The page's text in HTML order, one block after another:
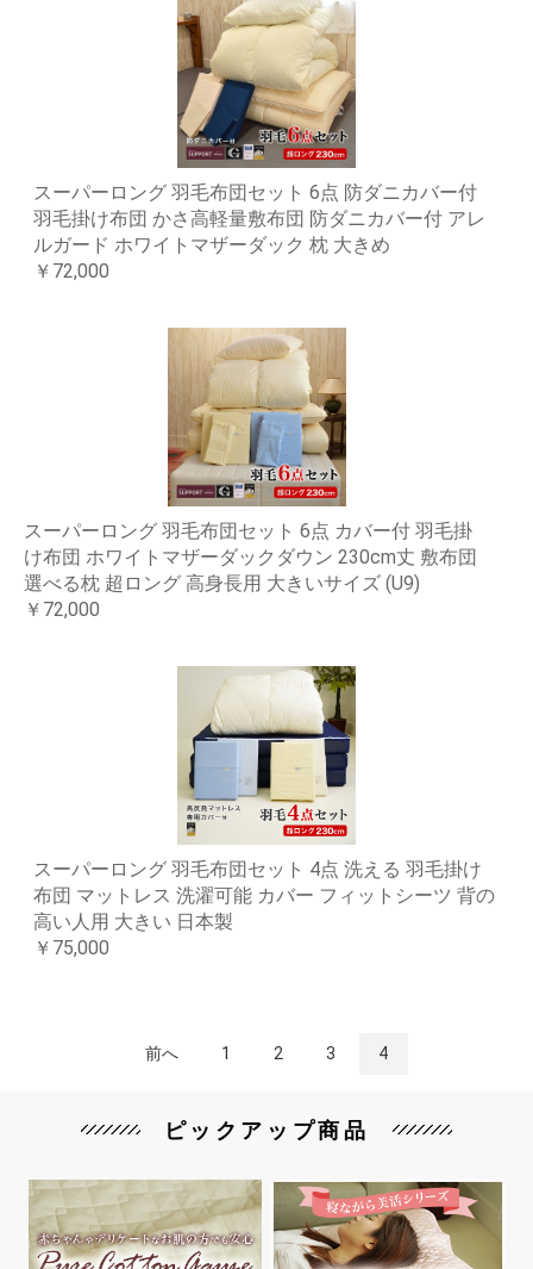
スーパーロング 羽毛布団セット 6点 防ダニカバー付
羽毛掛け布団 かさ高軽量敷布団 防ダニカバー付 アレ
ルガード ホワイトマザーダック 枕 大きめ
￥72,000
スーパーロング 羽毛布団セット 6点 カバー付 羽毛掛
け布団 ホワイトマザーダックダウン 230cm丈 敷布団
選べる枕 超ロング 高身長用 大きいサイズ (U9)
￥72,000
スーパーロング 羽毛布団セット 4点 洗える 羽毛掛け
布団 マットレス 洗濯可能 カバー フィットシーツ 背の
高い人用 大きい 日本製
￥75,000
前へ 1 2 3 4
ピックアップ商品